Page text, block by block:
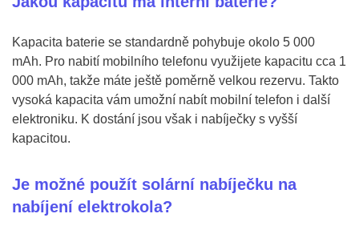
Kapacita baterie se standardně pohybuje okolo 5 000
mAh. Pro nabití mobilního telefonu využijete kapacitu cca 1
000 mAh, takže máte ještě poměrně velkou rezervu. Takto
vysoká kapacita vám umožní nabít mobilní telefon i další
elektroniku. K dostání jsou však i nabíječky s vyšší
kapacitou.
Je možné použít solární nabíječku na
nabíjení elektrokola?